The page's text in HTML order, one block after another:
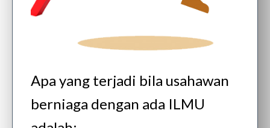
Apa yang terjadi bila usahawan
berniaga dengan ada ILMU